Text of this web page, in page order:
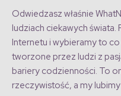
Odwiedzasz właśnie
ludziach ciekawych
Internetu i wybieramy to
tworzone przez ludzi z
bariery codzienności. To
rzeczywistość, a my